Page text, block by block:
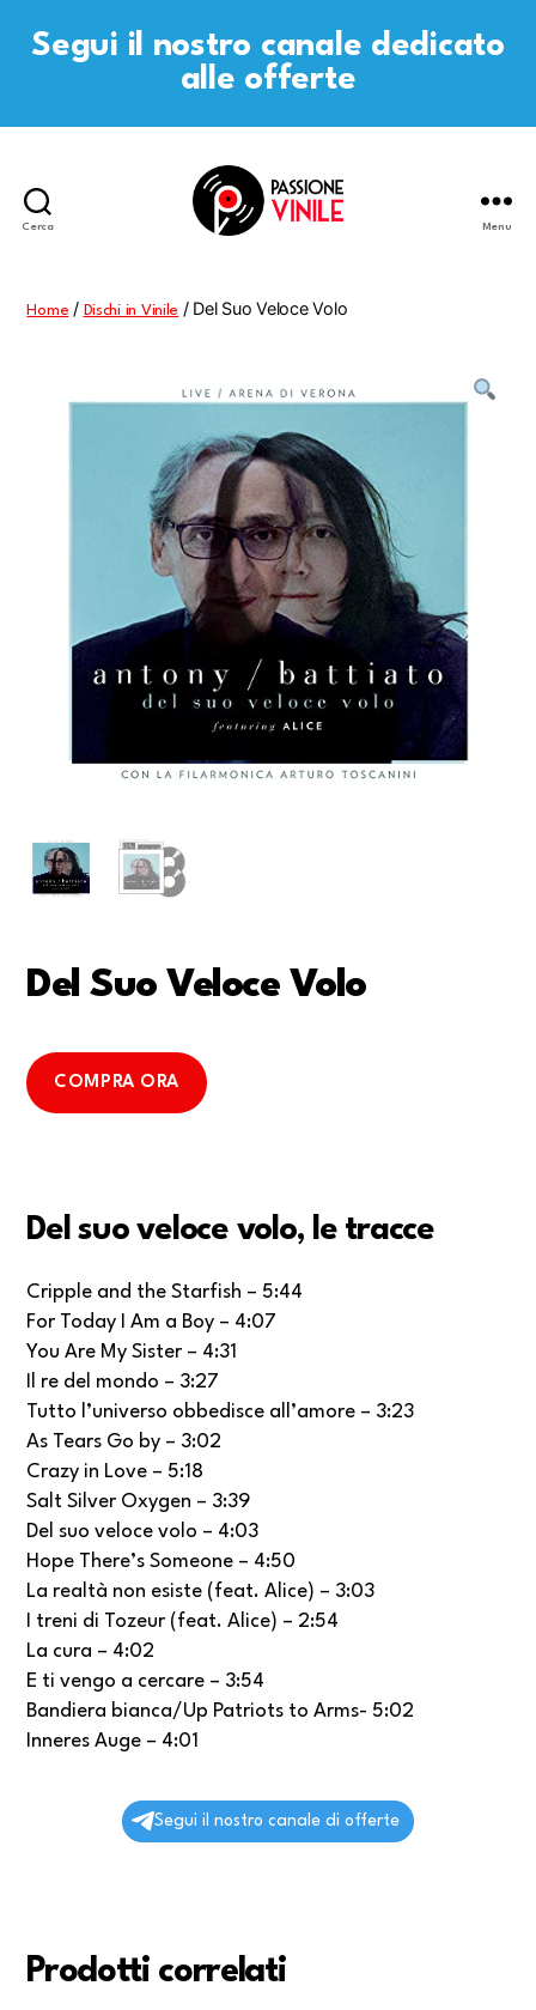
Segui il nostro canale dedicato
alle offerte
Cerca Menu
Home / Dischi in Vinile / Del Suo Veloce Volo
Del Suo Veloce Volo
COMPRA ORA
Del suo veloce volo, le tracce
Cripple and the Starfish – 5:44
For Today I Am a Boy – 4:07
You Are My Sister – 4:31
Il re del mondo – 3:27
Tutto l’universo obbedisce all’amore – 3:23
As Tears Go by – 3:02
Crazy in Love – 5:18
Salt Silver Oxygen – 3:39
Del suo veloce volo – 4:03
Hope There’s Someone – 4:50
La realtà non esiste (feat. Alice) – 3:03
I treni di Tozeur (feat. Alice) – 2:54
La cura – 4:02
E ti vengo a cercare – 3:54
Bandiera bianca/Up Patriots to Arms- 5:02
Inneres Auge – 4:01
Segui il nostro canale di offerte
Prodotti correlati